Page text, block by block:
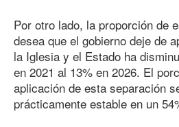
Por otro lado, la proporción de
desea que el gobierno deje de
la Iglesia y el Estado ha
en 2021 al 13% en 2026. El
aplicación de esta separación
prácticamente estable en un